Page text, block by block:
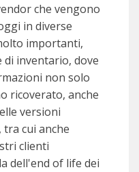
che vengono
in diverse
importanti,
di inventario, dove
non solo
ricoverato, anche
versioni
cui anche
clienti
dell'end of life dei